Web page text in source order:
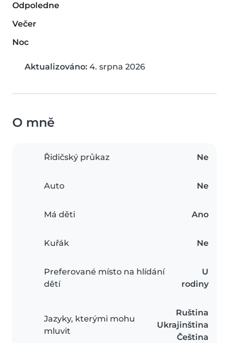
Odpoledne
Večer
Noc
Aktualizováno: 4. srpna 2026
O mně
Řidičský průkaz Ne
Auto Ne
Má děti Ano
Kuřák Ne
Preferované místo na hlídání
dětí
U
rodiny
Jazyky, kterými mohu
mluvit
Ruština
Ukrajinština
Čeština